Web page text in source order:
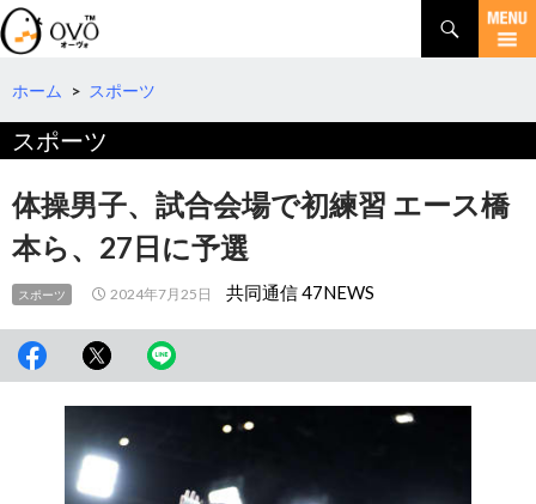
検
索
コ
テ
へ
ホーム > スポーツ
スポーツ
体操男子、試合会場で初練習 エース橋
本ら、27日に予選
スポーツ 2024年7月25日 共同通信 47NEWS